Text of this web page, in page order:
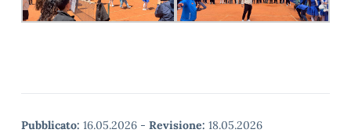
Pubblicato: 16.05.2026 - Revisione: 18.05.2026